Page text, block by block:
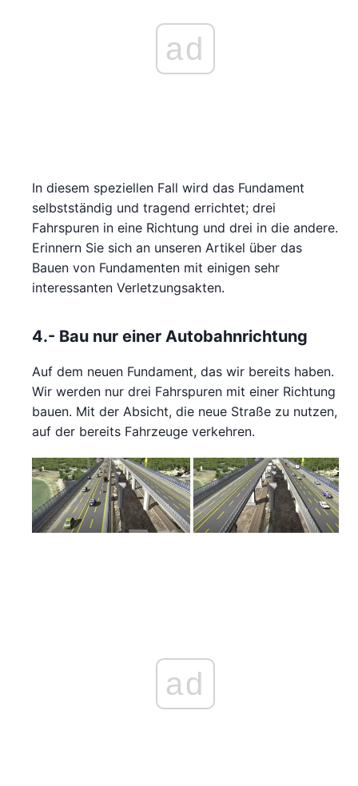
ad
In diesem speziellen Fall wird das Fundament
selbstständig und tragend errichtet; drei
Fahrspuren in eine Richtung und drei in die andere.
Erinnern Sie sich an unseren Artikel über das
Bauen von Fundamenten mit einigen sehr
interessanten Verletzungsakten.
4.- Bau nur einer Autobahnrichtung
Auf dem neuen Fundament, das wir bereits haben.
Wir werden nur drei Fahrspuren mit einer Richtung
bauen. Mit der Absicht, die neue Straße zu nutzen,
auf der bereits Fahrzeuge verkehren.
ad